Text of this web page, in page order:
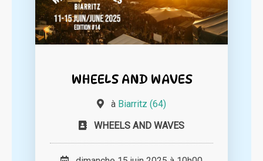
WHEELS AND WAVES
à Biarritz (64)
WHEELS AND WAVES